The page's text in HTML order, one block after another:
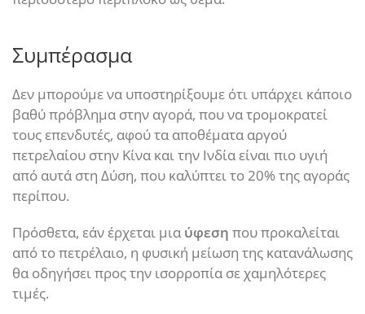
Συμπέρασμα
Δεν μπορούμε να υποστηρίξουμε ότι υπάρχει κάποιο
βαθύ πρόβλημα στην αγορά, που να τρομοκρατεί
τους επενδυτές, αφού τα αποθέματα αργού
πετρελαίου στην Κίνα και την Ινδία είναι πιο υγιή
από αυτά στη Δύση, που καλύπτει το 20% της αγοράς
περίπου.
Πρόσθετα, εάν έρχεται μια ύφεση που προκαλείται
από το πετρέλαιο, η φυσική μείωση της κατανάλωσης
θα οδηγήσει προς την ισορροπία σε χαμηλότερες
τιμές.